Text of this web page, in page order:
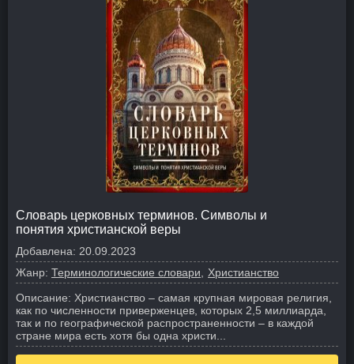
Словарь церковных терминов. Символы и
понятия христианской веры
Добавлена: 20.09.2023
Жанр: Терминологические словари
Христианство
Описание: Христианство – самая крупная мировая религия,
как по численности приверженцев, которых 2,5 миллиарда,
так и по географической распространенности – в каждой
стране мира есть хотя бы одна христи...